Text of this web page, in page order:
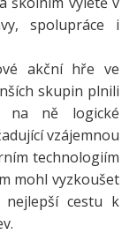
spolupráce i
akční hře ve
skupin plnili
na ně logické
vzájemnou
technologiím
mohl vyzkoušet
nejlepší cestu k